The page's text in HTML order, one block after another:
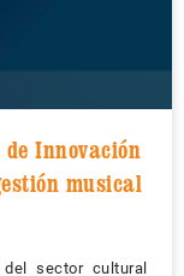
Innovación
musical
sector cultural